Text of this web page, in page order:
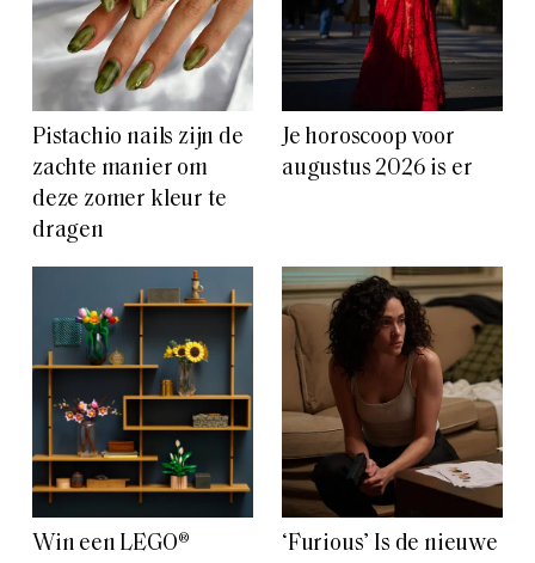
Pistachio nails zijn de
zachte manier om
deze zomer kleur te
dragen
Je horoscoop voor
augustus 2026 is er
Win een LEGO®
‘Furious’ Is de nieuwe